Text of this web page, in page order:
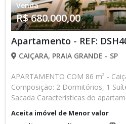
Venda
R$ 680.000,00
Apartamento - REF:
CAIÇARA, PRAIA GRANDE - SP
APARTAMENTO COM 86 m² -
Composição: 2 Dormitórios, 1
Sacada Características do
Elevador de Serviço,
Portaria 24h, Interfone, Água
Aceita imóvel de Menor valor